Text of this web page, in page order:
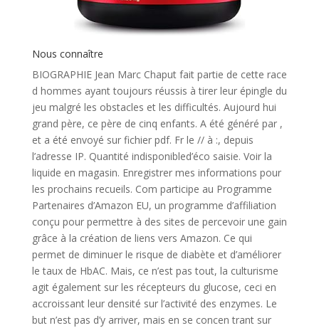
Nous connaître
BIOGRAPHIE Jean Marc Chaput fait partie de cette race
d hommes ayant toujours réussis à tirer leur épingle du
jeu malgré les obstacles et les difficultés. Aujourd hui
grand père, ce père de cinq enfants. A été généré par ,
et a été envoyé sur fichier pdf. Fr le // à :, depuis
l’adresse IP. Quantité indisponibled’éco saisie. Voir la
liquide en magasin. Enregistrer mes informations pour
les prochains recueils. Com participe au Programme
Partenaires d’Amazon EU, un programme d’affiliation
conçu pour permettre à des sites de percevoir une gain
grâce à la création de liens vers Amazon. Ce qui
permet de diminuer le risque de diabète et d’améliorer
le taux de HbAC. Mais, ce n’est pas tout, la culturisme
agit également sur les récepteurs du glucose, ceci en
accroissant leur densité sur l’activité des enzymes. Le
but n’est pas d’y arriver, mais en se concen trant sur